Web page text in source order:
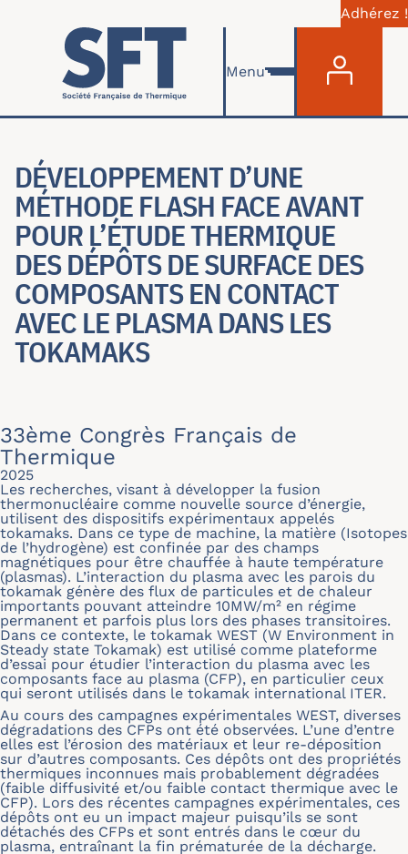
Aller au contenu principal
Adhérez !
Menu
DÉVELOPPEMENT D’UNE
MÉTHODE FLASH FACE AVANT
POUR L’ÉTUDE THERMIQUE
DES DÉPÔTS DE SURFACE DES
COMPOSANTS EN CONTACT
AVEC LE PLASMA DANS LES
TOKAMAKS
33ème Congrès Français de
Thermique
2025
Les recherches, visant à développer la fusion
thermonucléaire comme nouvelle source d’énergie,
utilisent des dispositifs expérimentaux appelés
tokamaks. Dans ce type de machine, la matière (Isotopes
de l’hydrogène) est confinée par des champs
magnétiques pour être chauffée à haute température
(plasmas). L’interaction du plasma avec les parois du
tokamak génère des flux de particules et de chaleur
importants pouvant atteindre 10MW/m² en régime
permanent et parfois plus lors des phases transitoires.
Dans ce contexte, le tokamak WEST (W Environment in
Steady state Tokamak) est utilisé comme plateforme
d’essai pour étudier l’interaction du plasma avec les
composants face au plasma (CFP), en particulier ceux
qui seront utilisés dans le tokamak international ITER.
Au cours des campagnes expérimentales WEST, diverses
dégradations des CFPs ont été observées. L’une d’entre
elles est l’érosion des matériaux et leur re-déposition
sur d’autres composants. Ces dépôts ont des propriétés
thermiques inconnues mais probablement dégradées
(faible diffusivité et/ou faible contact thermique avec le
CFP). Lors des récentes campagnes expérimentales, ces
dépôts ont eu un impact majeur puisqu’ils se sont
détachés des CFPs et sont entrés dans le cœur du
plasma, entraînant la fin prématurée de la décharge.